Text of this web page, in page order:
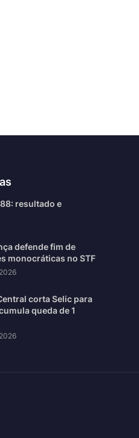
resultado e
defende fim de
monocráticas no STF
corta Selic para
queda de 1